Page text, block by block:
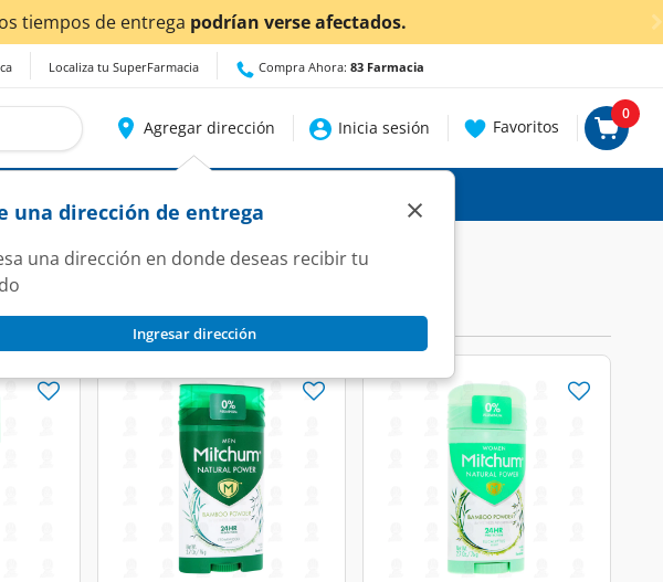
Localiza tu SuperFarmacia Compra Ahora: 83 Farmacia
Agregar dirección
una dirección de entrega
una dirección en donde deseas recibir tu
Ingresar dirección
×
Inicia sesión Favoritos
0